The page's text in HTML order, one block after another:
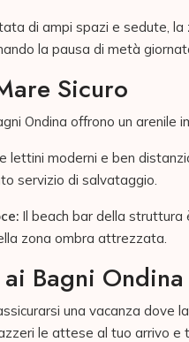
di ampi spazi e sedute, la
la pausa di metà
Sicuro
Ondina offrono un arenile
lettini moderni e ben
servizio di salvataggio.
Il beach bar della
zona ombra attrezzata.
Bagni Ondina
una vacanza dove
azzeri le attese al tuo arrivo